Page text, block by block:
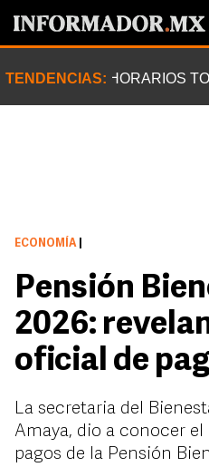
TENDENCIAS: HORARIOS
ECONOMÍA
Pensión
2026:
oficial de
La secretaria del
Amaya, dio a conocer
pagos de la Pensión